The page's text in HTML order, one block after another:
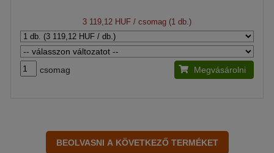
3 119,12 HUF / csomag (1 db.)
csomag Megvásárolni